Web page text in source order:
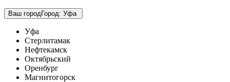
Ваш городГород: Уфа
Уфа
Стерлитамак
Нефтекамск
Октябрьский
Оренбург
Магнитогорск